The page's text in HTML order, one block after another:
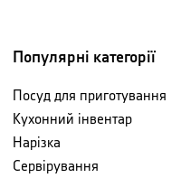
Популярні категорії
Посуд для приготування
Кухонний інвентар
Нарізка
Сервірування